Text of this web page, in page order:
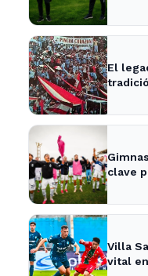
El
clave
Villa
vital